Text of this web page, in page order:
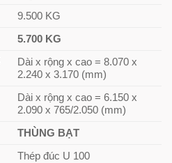
9.500 KG
5.700 KG
Dài x rộng x cao = 8.070 x
2.240 x 3.170 (mm)
Dài x rộng x cao = 6.150 x
2.090 x 765/2.050 (mm)
THÙNG BẠT
Thép đúc U 100